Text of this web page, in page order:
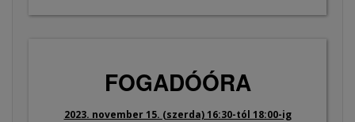
FOGADÓÓRA
2023. november 15. (szerda) 16:30-tól 18:00-ig